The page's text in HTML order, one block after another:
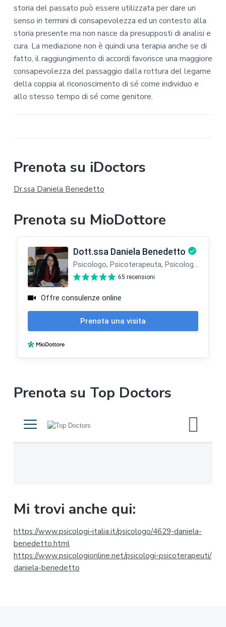
storia del passato può essere utilizzata per dare un
senso in termini di consapevolezza ed un contesto alla
storia presente ma non nasce da presupposti di analisi e
cura. La mediazione non è quindi una terapia anche se di
fatto, il raggiungimento di accordi favorisce una maggiore
consapevolezza del passaggio dalla rottura del legame
della coppia al riconoscimento di sé come individuo e
allo stesso tempo di sé come genitore.
B
a
r
l
e
r
a
r
i
a
Prenota su iDoctors
Dr.ssa Daniela Benedetto
Prenota su MioDottore
Prenota su Top Doctors
Mi trovi anche qui:
https://www.psicologi-italia.it/psicologo/4629-daniela-
benedetto.html
https://www.psicologionline.net/psicologi-psicoterapeuti/
daniela-benedetto